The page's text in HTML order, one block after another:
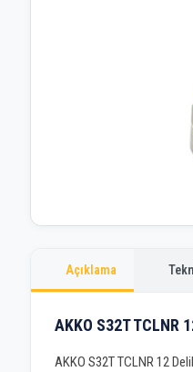
Açıklama
AKKO S32T TCLNR
AKKO S32T TCLNR 12